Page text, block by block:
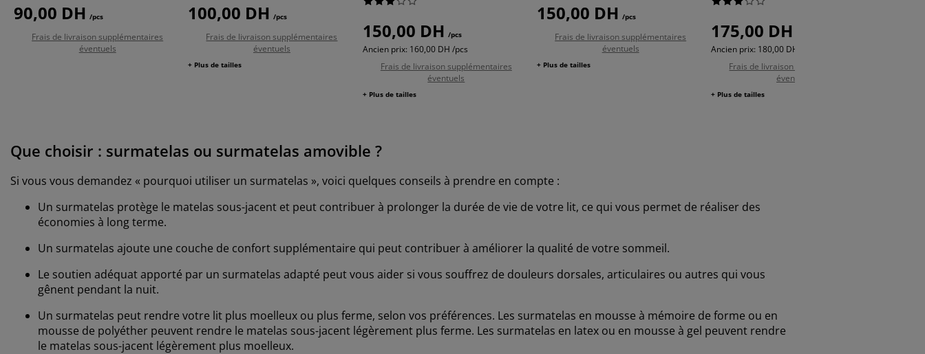
90,00 DH /pcs
Frais de livraison supplémentaires
éventuels
100,00 DH /pcs
Frais de livraison supplémentaires
éventuels
+ Plus de tailles
150,00 DH /pcs
Ancien prix: 160,00 DH /pcs
Frais de livraison supplémentaires
éventuels
+ Plus de tailles
150,00 DH /pcs
Frais de livraison supplémentaires
éventuels
+ Plus de tailles
175,00 DH
Ancien prix: 180,00 DH /pcs
Frais de livraison supplémentaires
éventuels
+ Plus de tailles
Que choisir : surmatelas ou surmatelas amovible ?
Si vous vous demandez « pourquoi utiliser un surmatelas », voici quelques conseils à prendre en compte :
Un surmatelas protège le matelas sous-jacent et peut contribuer à prolonger la durée de vie de votre lit, ce qui vous permet de réaliser des
économies à long terme.
Un surmatelas ajoute une couche de confort supplémentaire qui peut contribuer à améliorer la qualité de votre sommeil.
Le soutien adéquat apporté par un surmatelas adapté peut vous aider si vous souffrez de douleurs dorsales, articulaires ou autres qui vous
gênent pendant la nuit.
Un surmatelas peut rendre votre lit plus moelleux ou plus ferme, selon vos préférences. Les surmatelas en mousse à mémoire de forme ou en
mousse de polyéther peuvent rendre le matelas sous-jacent légèrement plus ferme. Les surmatelas en latex ou en mousse à gel peuvent rendre
le matelas sous-jacent légèrement plus moelleux.